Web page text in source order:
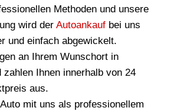
Methoden und unsere
wird der Autoankauf bei uns
und einfach abgewickelt.
an Ihrem Wunschort in
zahlen Ihnen innerhalb von 24
aus.
mit uns als professionellem